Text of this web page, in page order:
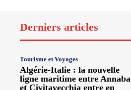
Derniers articles
Tourisme et Voyages
Algérie-Italie : la nouvelle
ligne maritime entre Annaba
et Civitavecchia entre en